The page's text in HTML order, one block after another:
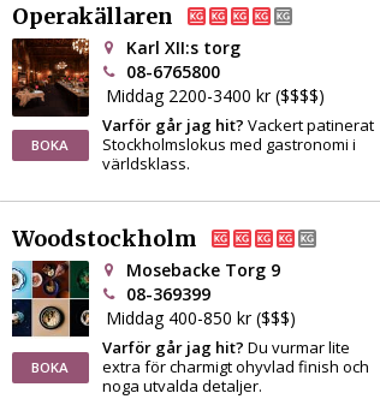
Operakällaren
BOKA
Karl XII:s torg
08-6765800
Middag 2200-3400 kr ($$$$)
Varför går jag hit? Vackert patinerat
Stockholmslokus med gastronomi i
världsklass.
Woodstockholm
BOKA
Mosebacke Torg 9
08-369399
Middag 400-850 kr ($$$)
Varför går jag hit? Du vurmar lite
extra för charmigt ohyvlad finish och
noga utvalda detaljer.